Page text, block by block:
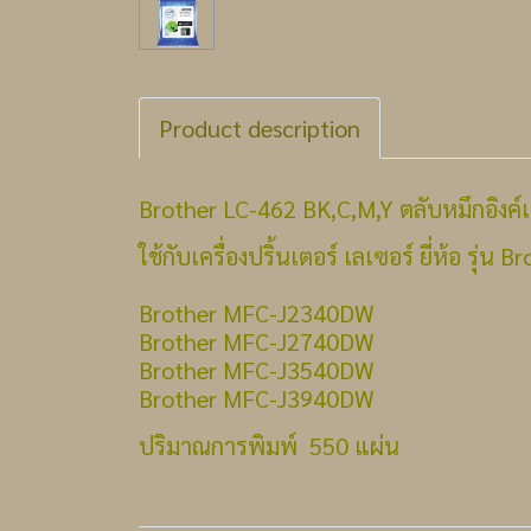
Product description
Brother LC-462 BK,C,M,Y ตลับหมึกอิงค์
ใช้กับเครื่องปริ้นเตอร์ เลเซอร์ ยี่ห้อ รุ่น
Brother MFC-J2340DW
Brother MFC-J2740DW
Brother MFC-J3540DW
Brother MFC-J3940DW
ปริมาณการพิมพ์ 550 แผ่น